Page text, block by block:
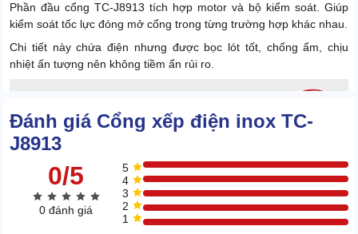
Phần đầu cổng TC-J8913 tích hợp motor và bộ kiểm soát. Giúp
kiểm soát tốc lực đóng mở cổng trong từng trường hợp khác nhau.
Chi tiết này chứa điện nhưng được bọc lót tốt, chống ẩm, chịu
nhiệt ấn tượng nên không tiềm ẩn rủi ro.
Đánh giá Cổng xếp điện inox TC-
J8913
0/5
0 đánh giá
5
4
3
2
1